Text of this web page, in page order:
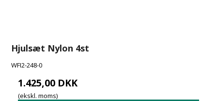
Hjulsæt Nylon 4st
WFI2-248-0
1.425,00 DKK
(ekskl. moms)